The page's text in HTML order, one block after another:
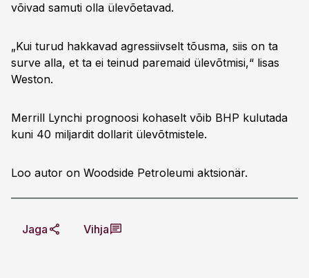
võivad samuti olla ülevõetavad.
„Kui turud hakkavad agressiivselt tõusma, siis on ta
surve alla, et ta ei teinud paremaid ülevõtmisi,“ lisas
Weston.
Merrill Lynchi prognoosi kohaselt võib BHP kulutada
kuni 40 miljardit dollarit ülevõtmistele.
Loo autor on Woodside Petroleumi aktsionär.
Jaga Vihja